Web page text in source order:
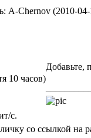
A-Chernov (2010-
10 часов)
Добавьте,
с.
со ссылкой на